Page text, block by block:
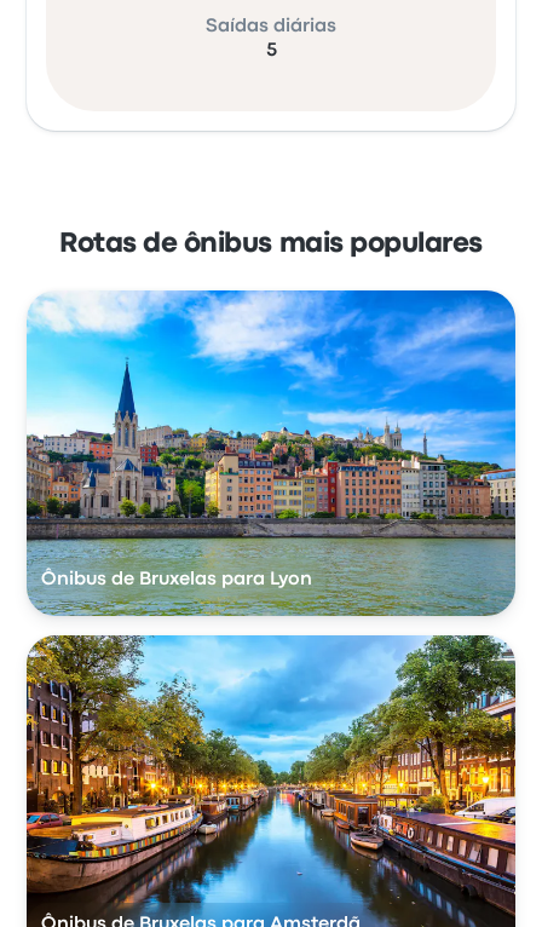
Saídas diárias
5
Rotas de ônibus mais populares
Ônibus de Bruxelas para Lyon